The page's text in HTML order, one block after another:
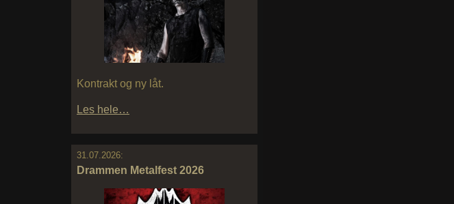
Kontrakt og ny låt.
Les hele…
31.07.2026:
Drammen Metalfest 2026